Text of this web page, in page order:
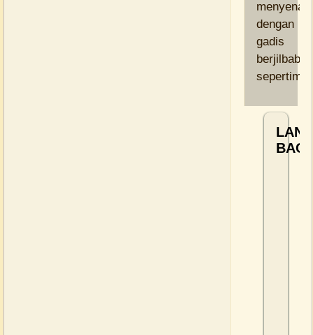
dengan
gadis
berjilbab
sepertimu